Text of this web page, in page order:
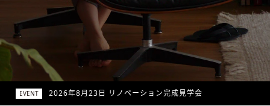
ベーション完成見学会 NEWS